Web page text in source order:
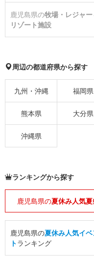
鹿児島県の牧場・レジャー
リゾート施設
周辺の都道府県から探す
九州・沖縄 福岡県
熊本県 大分県
沖縄県
ランキングから探す
鹿児島県の夏休み人気夏
鹿児島県の夏休み人気イ
トランキング